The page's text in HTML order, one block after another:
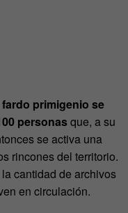
fardo primigenio se
personasque, a su
se activa una
rincones del territorio.
cantidad de archivos
en circulación.